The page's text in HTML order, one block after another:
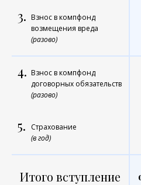
3. Взнос в компфонд
возмещения вреда
(разово)
4. Взнос в компфонд
договорных обязательств
(разово)
5.
Страхование
(в год)
Итого вступление